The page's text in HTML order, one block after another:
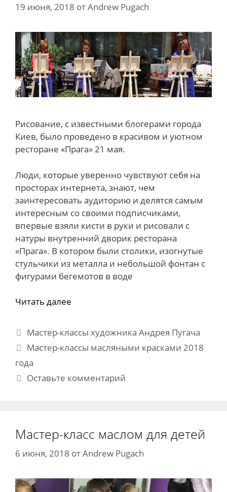
19 июня, 2018 отAndrew Pugach
Рисование, с известными блогерами города
Киев, было проведено в красивом и уютном
ресторане «Прага» 21 мая.
Люди, которые уверенно чувствуют себя на
просторах интернета, знают, чем
заинтересовать аудиторию и делятся самым
интересным со своими подписчиками,
впервые взяли кисти в руки и рисовали с
натуры внутренний дворик ресторана
«Прага». В котором были столики, изогнутые
стульчики из металла и небольшой фонтан с
фигурами бегемотов в воде
Читать далее
Рубрики
Мастер-классы художника Андрея Пугача
Метки
Мастер-классы масляными красками 2018
года
Оставьте комментарий
Мастер-класс маслом для детей
6 июня, 2018 отAndrew Pugach